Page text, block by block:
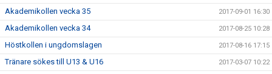
Akademikollen vecka 35 2017-09-01 16:30
Akademikollen vecka 34 2017-08-25 10:28
Höstkollen i ungdomslagen 2017-08-16 17:15
Tränare sökes till U13 & U16 2017-03-07 10:22